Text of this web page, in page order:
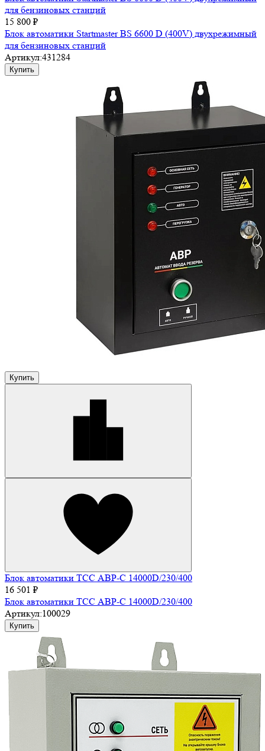
для бензиновых станций
15 800 ₽
Блок автоматики Startmaster BS 6600 D (400V) двухрежимный
для бензиновых станций
Артикул:431284
Купить
Купить
Блок автоматики ТСС АВР-С 14000D/230/400
16 501 ₽
Блок автоматики ТСС АВР-С 14000D/230/400
Артикул:100029
Купить